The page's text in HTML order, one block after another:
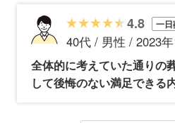
4.8 一
40代 / 男性 / 2023
全体的に考えていた通りの
して後悔のない満足できる